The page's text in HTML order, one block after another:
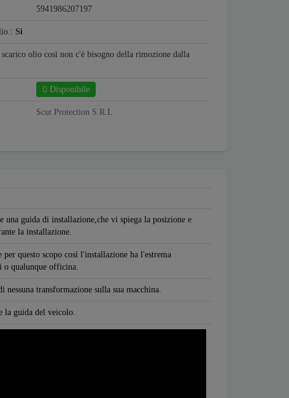
5941986207197
Si
olio così non c'è bisogno della rimozione dalla
Disponibile
Scut Protection S.R.L
una guida di installazione,che vi spiega la posizione e
la installazione.
questo scopo così l'installazione ha l'estrema
o qualunque officina.
transformazione sulla sua macchina.
la guida del veicolo.